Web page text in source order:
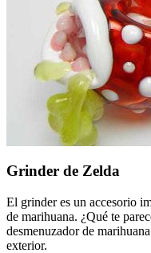
Grinder de Zelda
El grinder es un accesorio
de marihuana. ¿Qué te
desmenuzador de
exterior.